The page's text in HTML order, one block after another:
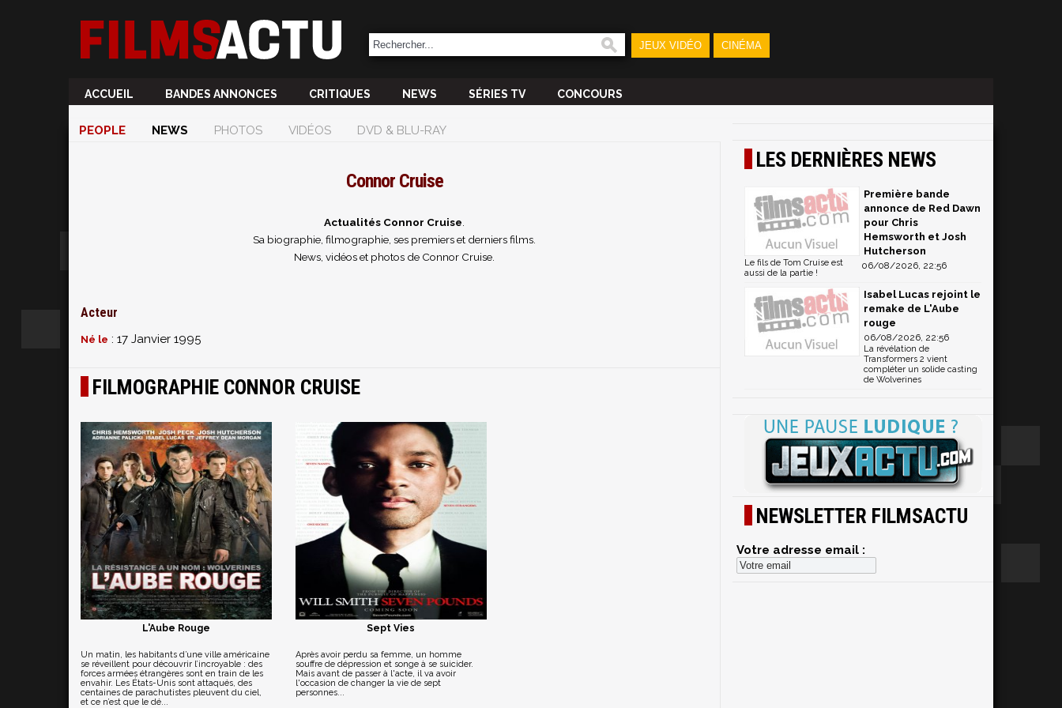
JEUX VIDÉO CINÉMA
ACCUEIL BANDES ANNONCES CRITIQUES NEWS SÉRIES TV CONCOURS
PEOPLE NEWS PHOTOS VIDÉOS DVD & BLU-RAY
Connor Cruise
Actualités Connor Cruise
Sa biographie, filmographie, ses premiers et derniers films.
News, vidéos et photos de Connor Cruise.
Acteur
Né le : 17 Janvier 1995
FILMOGRAPHIE CONNOR CRUISE
L'Aube Rouge
Un matin, les habitants d’une ville américaine
se réveillent pour découvrir l’incroyable : des
forces armées étrangères sont en train de les
envahir. Les États-Unis sont attaqués, des
centaines de parachutistes pleuvent du ciel,
et ce n’est que le dé...
Sept Vies
Après avoir perdu sa femme, un homme
souffre de dépression et songe à se suicider.
Mais avant de passer à l'acte, il va avoir
l'occasion de changer la vie de sept
personnes...
LES DERNIÈRES NEWS
Première bande
annonce de Red Dawn
pour Chris
Hemsworth et Josh
Hutcherson
06/08/2026, 22:56
Le fils de Tom Cruise est
aussi de la partie !
Isabel Lucas rejoint le
remake de L'Aube
rouge
06/08/2026, 22:56
La révélation de
Transformers 2 vient
compléter un solide casting
de Wolverines
NEWSLETTER FILMSACTU
Votre adresse email :